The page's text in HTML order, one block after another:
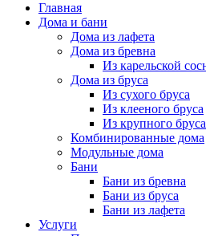
Главная
Дома и бани
Дома из лафета
Дома из бревна
Из карельской
Дома из бруса
Из сухого бруса
Из клееного бруса
Из крупного бруса
Комбинированные дома
Модульные дома
Бани
Бани из бревна
Бани из бруса
Бани из лафета
Услуги